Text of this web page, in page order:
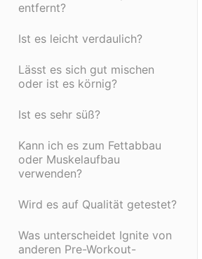
entfernt?
Ist es leicht verdaulich?
Lässt es sich gut mischen
oder ist es körnig?
Ist es sehr süß?
Kann ich es zum Fettabbau
oder Muskelaufbau
verwenden?
Wird es auf Qualität getestet?
Was unterscheidet Ignite von
anderen Pre-Workout-